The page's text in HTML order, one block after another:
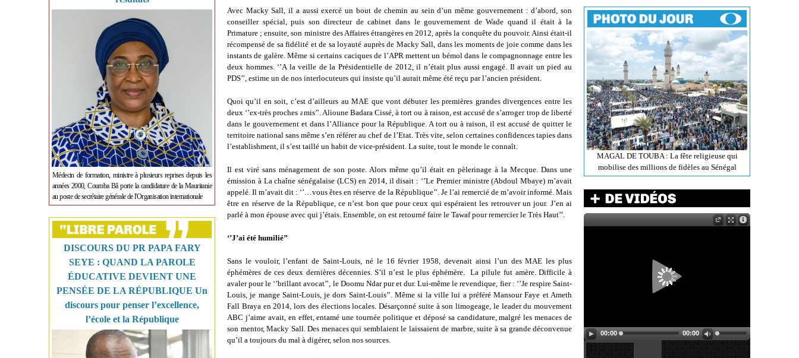
Médecin de formation, ministre à plusieurs reprises depuis les
années 2000, Coumba Bâ porte la candidature de la Mauritanie
au poste de secrétaire générale de l'Organisation internationale
DISCOURS DU PR PAPA FARY
SEYE : QUAND LA PAROLE
ÉDUCATIVE DEVIENT UNE
PENSÉE DE LA RÉPUBLIQUE Un
discours pour penser l’excellence,
l’école et la République
Avec Macky Sall, il a aussi exercé un bout de chemin au sein d’un même gouvernement : d’abord, son
conseiller spécial, puis son directeur de cabinet dans le gouvernement de Wade quand il était à la
Primature ; ensuite, son ministre des Affaires étrangères en 2012, après la conquête du pouvoir. Ainsi était-il
récompensé de sa fidélité et de sa loyauté auprès de Macky Sall, dans les moments de joie comme dans les
instants de galère. Même si certains caciques de l’APR mettent un bémol dans le compagnonnage entre les
deux hommes. ‘’A la veille de la Présidentielle de 2012, il n’était plus aussi engagé. Il avait un pied au
PDS’’, estime un de nos interlocuteurs qui insiste qu’il aurait même été reçu par l’ancien président.
Quoi qu’il en soit, c’est d’ailleurs au MAE que vont débuter les premières grandes divergences entre les
deux ‘’ex-très proches amis’’. Alioune Badara Cissé, à tort ou à raison, est accusé de s’arroger trop de liberté
dans le gouvernement et dans l’Alliance pour la République. A tort ou à raison, il est accusé de quitter le
territoire national sans même s’en référer au chef de l’Etat. Très vite, selon certaines confidences tapies dans
l’establishment, il s’est taillé un habit de vice-président. La suite, tout le monde le connaît.
Il est viré sans ménagement de son poste. Alors même qu’il était en pèlerinage à la Mecque. Dans une
émission à La chaîne sénégalaise (LCS) en 2014, il disait : ‘’Le Premier ministre (Abdoul Mbaye) m’avait
appelé. Il m’avait dit : ‘’…vous êtes en réserve de la République’’. Je l’ai remercié de m’avoir informé. Mais
être en réserve de la République, ce n’est bon que pour ceux qui espéraient les retrouver un jour. J’en ai
parlé à mon épouse avec qui j’étais. Ensemble, on est retourné faire le Tawaf pour remercier le Très Haut’’.
‘’J’ai été humilié’’
Sans le vouloir, l’enfant de Saint-Louis, né le 16 février 1958, devenait ainsi l’un des MAE les plus
éphémères de ces deux dernières décennies. S’il n’est le plus éphémère. La pilule fut amère. Difficile à
avaler pour le ‘’brillant avocat’’, le Doomu Ndar pur et dur. Lui-même le revendique, fier : ‘’Je respire Saint-
Louis, je mange Saint-Louis, je dors Saint-Louis’’. Même si la ville lui a préféré Mansour Faye et Ameth
Fall Braya en 2014, lors des élections locales. Désarçonné suite à son limogeage, le leader du mouvement
ABC j’aime avait, en effet, entamé une tournée politique et déposé sa candidature, malgré les menaces de
son mentor, Macky Sall. Des menaces qui semblaient le laissaient de marbre, suite à sa grande déconvenue
qu’il a toujours du mal à digérer, selon nos sources.
MAGAL DE TOUBA : La fête religieuse qui
mobilise des millions de fidèles au Sénégal
00:00 00:00